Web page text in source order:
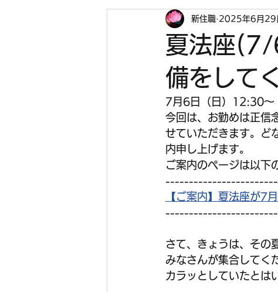
夏法座(7/
備をして
新住職 2025年6月29
7月6日（日）12:30～
今回は、お勤めは正信
せていただきます。ど
内申し上げます。
ご案内のページは以下
【ご案内】夏法座が7
さて、きょうは、その
みなさんが集合してく
カラッとしていたとは